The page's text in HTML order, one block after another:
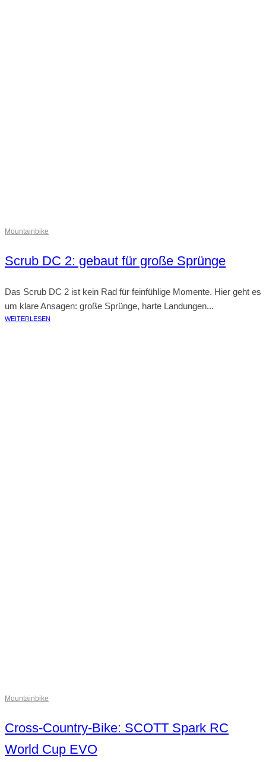
Mountainbike
Scrub DC 2: gebaut für große Sprünge
Das Scrub DC 2 ist kein Rad für feinfühlige Momente. Hier geht es
um klare Ansagen: große Sprünge, harte Landungen...
WEITERLESEN
Mountainbike
Cross-Country-Bike: SCOTT Spark RC
World Cup EVO